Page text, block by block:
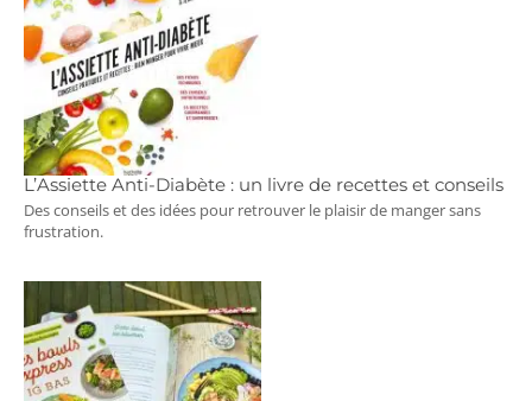
L’Assiette Anti-Diabète : un livre de recettes et conseils
Des conseils et des idées pour retrouver le plaisir de manger sans
frustration.